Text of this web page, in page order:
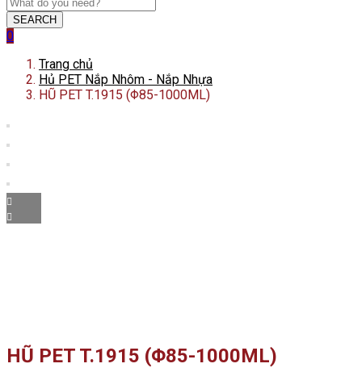
SEARCH
0
Trang chủ
Hủ PET Nắp Nhôm - Nắp Nhựa
HŨ PET T.1915 (Φ85-1000ML)
HŨ PET T.1915 (Φ85-1000ML)